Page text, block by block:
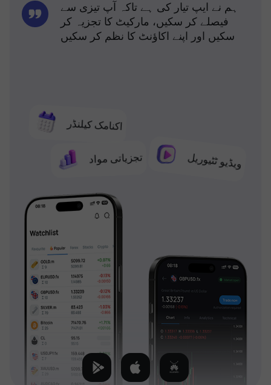
اکنامک کیلنڈر
تجزیاتی مواد ویڈیو ٹٹیوریل
ہم نے ایپ تیار کی ہے تاکہ آپ تیزی سے
فیصلے کر سکیں، مارکیٹ کا تجزیہ کر
سکیں اور اپنے اکاؤنٹ کا نظم کر سکیں